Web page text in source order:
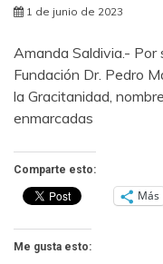
1 de junio de 2023
Amanda Saldivia.-
Fundación Dr. Pedro
la Gracitanidad,
enmarcadas
Comparte esto:
Más
Me gusta esto: